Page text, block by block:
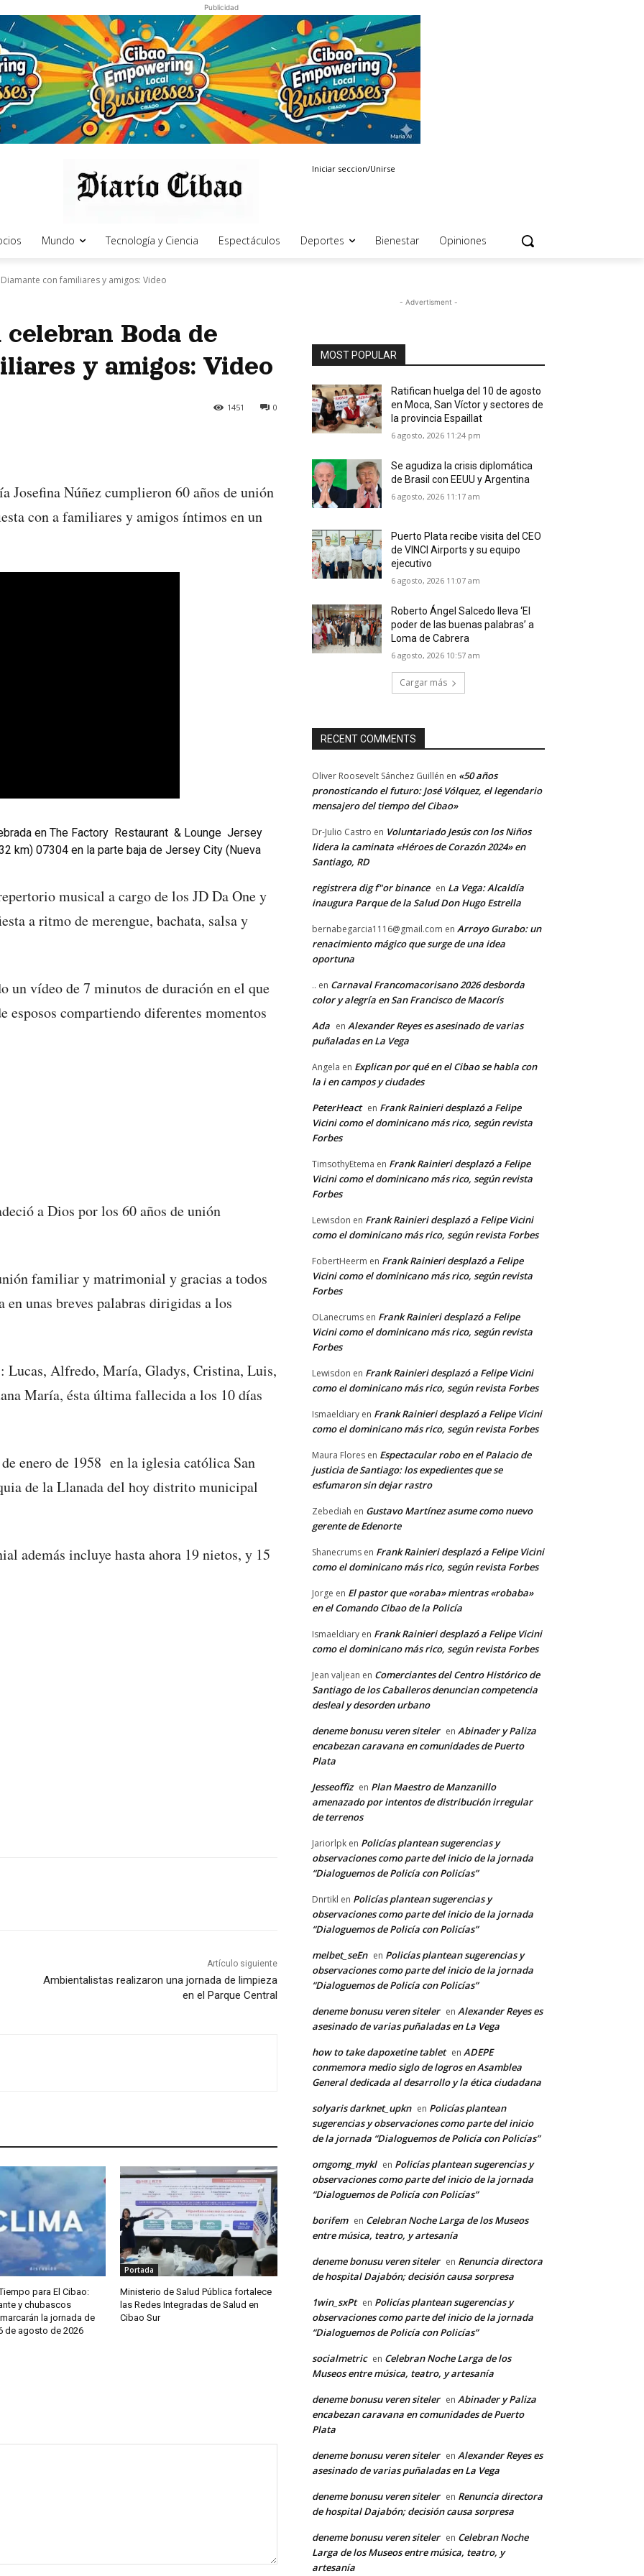
Publicidad
Iniciar seccion/Unirse
Mundo Tecnología y Ciencia Espectáculos Deportes Bienestar Opiniones
con familiares y amigos: Video
Boda de
y amigos: Video
0
1451
Josefina Núñez cumplieron 60 años de unión
con a familiares y amigos íntimos en un
en The Factory Restaurant & Lounge Jersey
km) 07304 en la parte baja de Jersey City (Nueva
musical a cargo de los JD Da One y
a ritmo de merengue, bachata, salsa y
vídeo de 7 minutos de duración en el que
esposos compartiendo diferentes momentos
a Dios por los 60 años de unión
familiar y matrimonial y gracias a todos
unas breves palabras dirigidas a los
Lucas, Alfredo, María, Gladys, Cristina, Luis,
María, ésta última fallecida a los 10 días
enero de 1958 en la iglesia católica San
de la Llanada del hoy distrito municipal
además incluye hasta ahora 19 nietos, y 15
Artículo siguiente
Ambientalistas realizaron una jornada de limpieza
en el Parque Central
para El Cibao:
y chubascos
la jornada de
de agosto de 2026
Portada
Ministerio de Salud Pública fortalece
las Redes Integradas de Salud en
Cibao Sur
- Advertisment -
MOST POPULAR
Ratifican huelga del 10 de agosto
en Moca, San Víctor y sectores de
la provincia Espaillat
6 agosto, 2026 11:24 pm
Se agudiza la crisis diplomática
de Brasil con EEUU y Argentina
6 agosto, 2026 11:17 am
Puerto Plata recibe visita del CEO
de VINCI Airports y su equipo
ejecutivo
6 agosto, 2026 11:07 am
Roberto Ángel Salcedo lleva ‘El
poder de las buenas palabras’ a
Loma de Cabrera
6 agosto, 2026 10:57 am
Cargar más
RECENT COMMENTS
Oliver Roosevelt Sánchez Guillén en «50 años
pronosticando el futuro: José Vólquez, el legendario
mensajero del tiempo del Cibao»
Dr-Julio Castro en Voluntariado Jesús con los Niños
lidera la caminata «Héroes de Corazón 2024» en
Santiago, RD
registrera dig f"or binance en La Vega: Alcaldía
inaugura Parque de la Salud Don Hugo Estrella
bernabegarcia1116@gmail.com en Arroyo Gurabo: un
renacimiento mágico que surge de una idea
oportuna
.. en Carnaval Francomacorisano 2026 desborda
color y alegría en San Francisco de Macorís
Ada en Alexander Reyes es asesinado de varias
puñaladas en La Vega
Angela en Explican por qué en el Cibao se habla con
la i en campos y ciudades
PeterHeact en Frank Rainieri desplazó a Felipe
Vicini como el dominicano más rico, según revista
Forbes
TimsothyEtema en Frank Rainieri desplazó a Felipe
Vicini como el dominicano más rico, según revista
Forbes
Lewisdon en Frank Rainieri desplazó a Felipe Vicini
como el dominicano más rico, según revista Forbes
FobertHeerm en Frank Rainieri desplazó a Felipe
Vicini como el dominicano más rico, según revista
Forbes
OLanecrums en Frank Rainieri desplazó a Felipe
Vicini como el dominicano más rico, según revista
Forbes
Lewisdon en Frank Rainieri desplazó a Felipe Vicini
como el dominicano más rico, según revista Forbes
Ismaeldiary en Frank Rainieri desplazó a Felipe Vicini
como el dominicano más rico, según revista Forbes
Maura Flores en Espectacular robo en el Palacio de
justicia de Santiago: los expedientes que se
esfumaron sin dejar rastro
Zebediah en Gustavo Martínez asume como nuevo
gerente de Edenorte
Shanecrums en Frank Rainieri desplazó a Felipe Vicini
como el dominicano más rico, según revista Forbes
Jorge en El pastor que «oraba» mientras «robaba»
en el Comando Cibao de la Policía
Ismaeldiary en Frank Rainieri desplazó a Felipe Vicini
como el dominicano más rico, según revista Forbes
Jean valjean en Comerciantes del Centro Histórico de
Santiago de los Caballeros denuncian competencia
desleal y desorden urbano
deneme bonusu veren siteler en Abinader y Paliza
encabezan caravana en comunidades de Puerto
Plata
Jesseoffiz en Plan Maestro de Manzanillo
amenazado por intentos de distribución irregular
de terrenos
Jariorlpk en Policías plantean sugerencias y
observaciones como parte del inicio de la jornada
“Dialoguemos de Policía con Policías”
Dnrtikl en Policías plantean sugerencias y
observaciones como parte del inicio de la jornada
“Dialoguemos de Policía con Policías”
melbet_seEn en Policías plantean sugerencias y
observaciones como parte del inicio de la jornada
“Dialoguemos de Policía con Policías”
deneme bonusu veren siteler en Alexander Reyes es
asesinado de varias puñaladas en La Vega
how to take dapoxetine tablet en ADEPE
conmemora medio siglo de logros en Asamblea
General dedicada al desarrollo y la ética ciudadana
solyaris darknet_upkn en Policías plantean
sugerencias y observaciones como parte del inicio
de la jornada “Dialoguemos de Policía con Policías”
omgomg_mykl en Policías plantean sugerencias y
observaciones como parte del inicio de la jornada
“Dialoguemos de Policía con Policías”
borifem en Celebran Noche Larga de los Museos
entre música, teatro, y artesanía
deneme bonusu veren siteler en Renuncia directora
de hospital Dajabón; decisión causa sorpresa
1win_sxPt en Policías plantean sugerencias y
observaciones como parte del inicio de la jornada
“Dialoguemos de Policía con Policías”
socialmetric en Celebran Noche Larga de los
Museos entre música, teatro, y artesanía
deneme bonusu veren siteler en Abinader y Paliza
encabezan caravana en comunidades de Puerto
Plata
deneme bonusu veren siteler en Alexander Reyes es
asesinado de varias puñaladas en La Vega
deneme bonusu veren siteler en Renuncia directora
de hospital Dajabón; decisión causa sorpresa
deneme bonusu veren siteler en Celebran Noche
Larga de los Museos entre música, teatro, y
artesanía